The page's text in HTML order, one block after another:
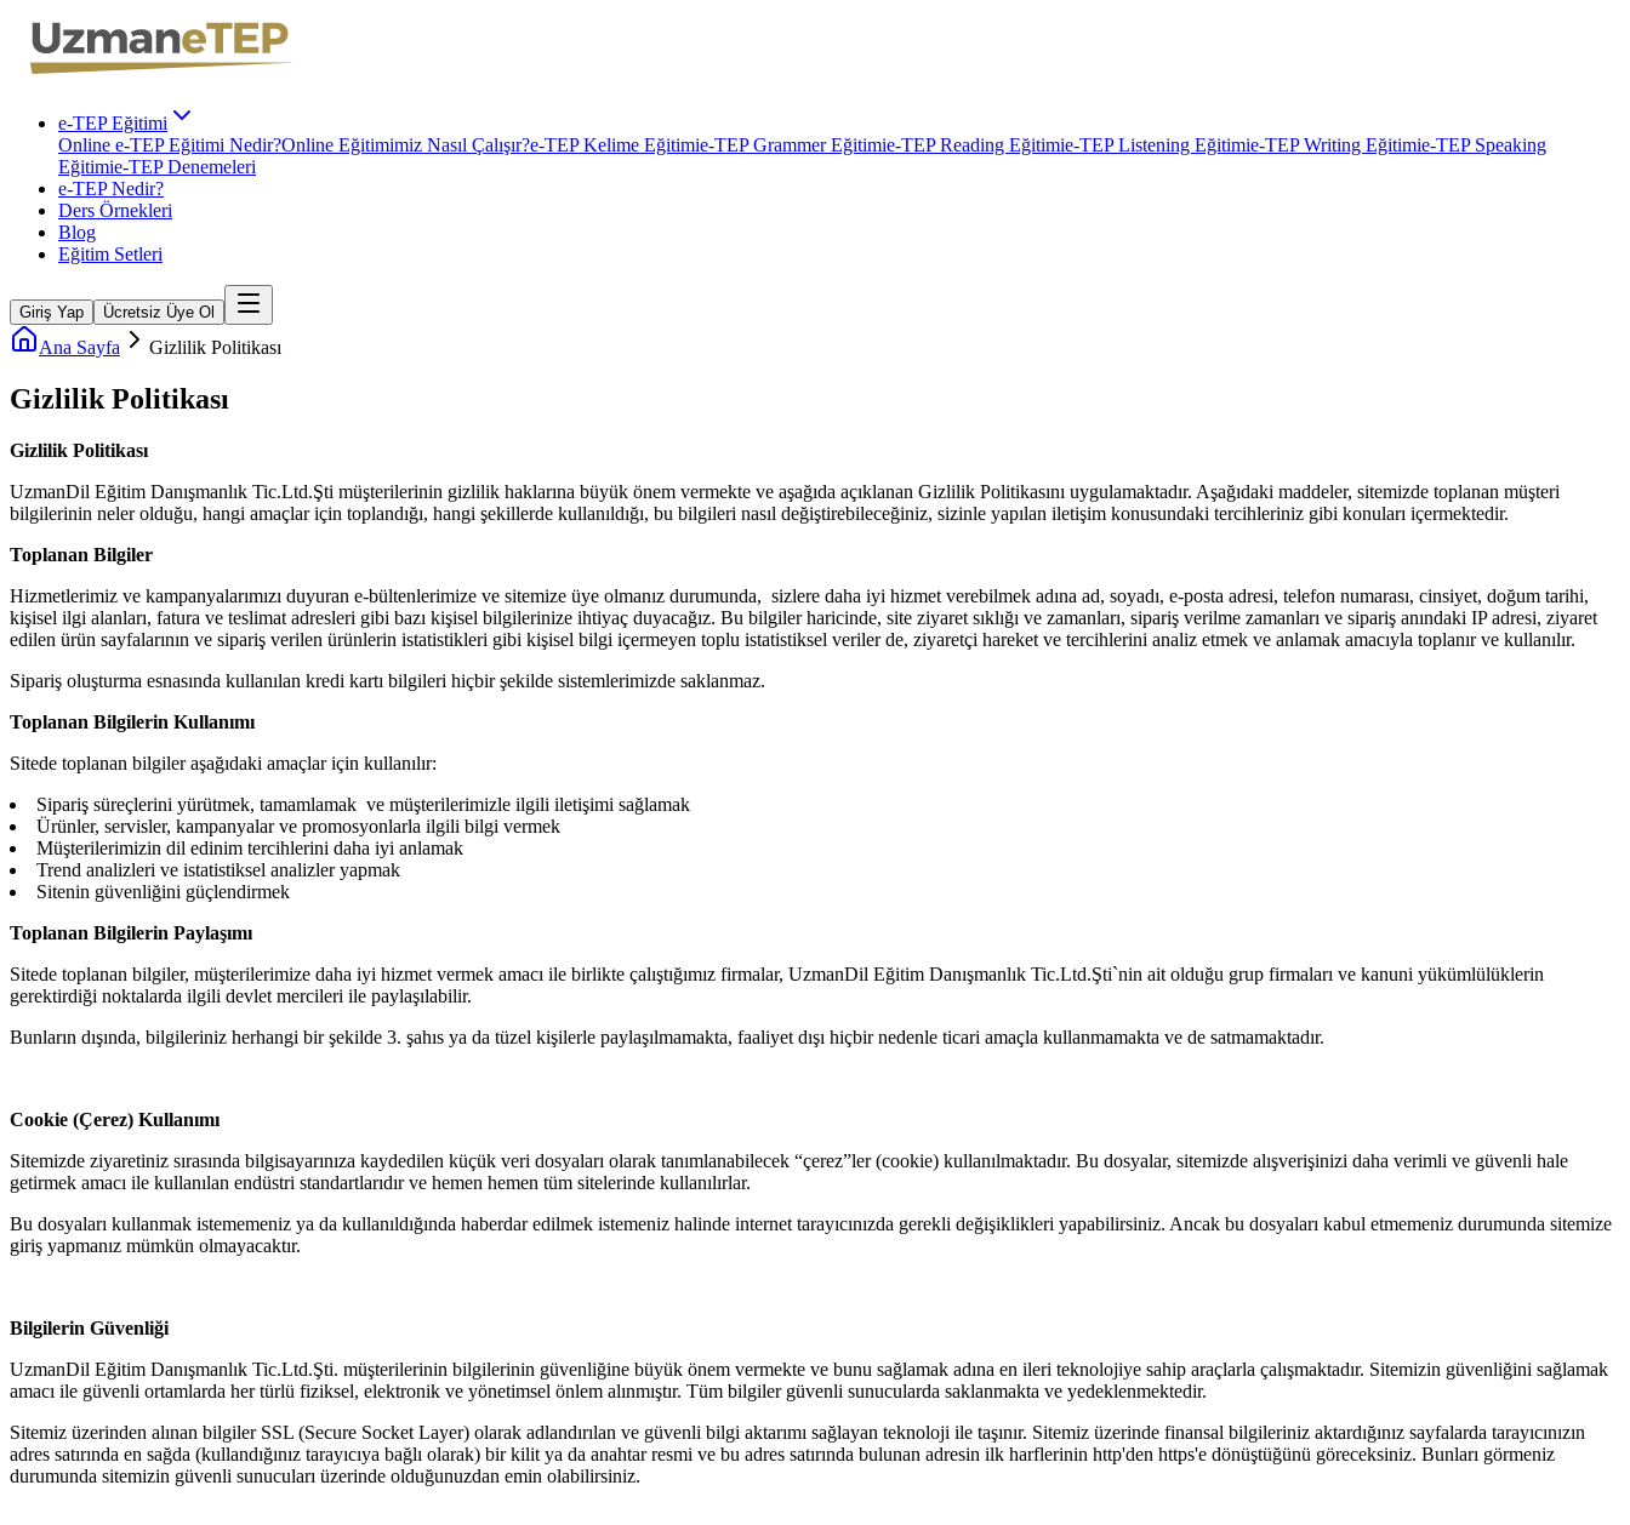
e-TEP Eğitimi
Online e-TEP Eğitimi Nedir?Online Eğitimimiz Nasıl Çalışır?e-TEP Kelime Eğitimie-TEP Grammer Eğitimie-TEP Reading Eğitimie-TEP Listening Eğitimie-TEP Writing Eğitimie-TEP Speaking
Eğitimie-TEP Denemeleri
e-TEP Nedir?
Ders Örnekleri
Blog
Eğitim Setleri
Giriş Yap Ücretsiz Üye Ol
Ana Sayfa Gizlilik Politikası
Gizlilik Politikası
Gizlilik Politikası
UzmanDil Eğitim Danışmanlık Tic.Ltd.Şti müşterilerinin gizlilik haklarına büyük önem vermekte ve aşağıda açıklanan Gizlilik Politikasını uygulamaktadır. Aşağıdaki maddeler, sitemizde toplanan müşteri
bilgilerinin neler olduğu, hangi amaçlar için toplandığı, hangi şekillerde kullanıldığı, bu bilgileri nasıl değiştirebileceğiniz, sizinle yapılan iletişim konusundaki tercihleriniz gibi konuları içermektedir.
Toplanan Bilgiler
Hizmetlerimiz ve kampanyalarımızı duyuran e-bültenlerimize ve sitemize üye olmanız durumunda, sizlere daha iyi hizmet verebilmek adına ad, soyadı, e-posta adresi, telefon numarası, cinsiyet, doğum tarihi,
kişisel ilgi alanları, fatura ve teslimat adresleri gibi bazı kişisel bilgilerinize ihtiyaç duyacağız. Bu bilgiler haricinde, site ziyaret sıklığı ve zamanları, sipariş verilme zamanları ve sipariş anındaki IP adresi, ziyaret
edilen ürün sayfalarının ve sipariş verilen ürünlerin istatistikleri gibi kişisel bilgi içermeyen toplu istatistiksel veriler de, ziyaretçi hareket ve tercihlerini analiz etmek ve anlamak amacıyla toplanır ve kullanılır.
Sipariş oluşturma esnasında kullanılan kredi kartı bilgileri hiçbir şekilde sistemlerimizde saklanmaz.
Toplanan Bilgilerin Kullanımı
Sitede toplanan bilgiler aşağıdaki amaçlar için kullanılır:
Sipariş süreçlerini yürütmek, tamamlamak ve müşterilerimizle ilgili iletişimi sağlamak
Ürünler, servisler, kampanyalar ve promosyonlarla ilgili bilgi vermek
Müşterilerimizin dil edinim tercihlerini daha iyi anlamak
Trend analizleri ve istatistiksel analizler yapmak
Sitenin güvenliğini güçlendirmek
Toplanan Bilgilerin Paylaşımı
Sitede toplanan bilgiler, müşterilerimize daha iyi hizmet vermek amacı ile birlikte çalıştığımız firmalar, UzmanDil Eğitim Danışmanlık Tic.Ltd.Şti`nin ait olduğu grup firmaları ve kanuni yükümlülüklerin
gerektirdiği noktalarda ilgili devlet mercileri ile paylaşılabilir.
Bunların dışında, bilgileriniz herhangi bir şekilde 3. şahıs ya da tüzel kişilerle paylaşılmamakta, faaliyet dışı hiçbir nedenle ticari amaçla kullanmamakta ve de satmamaktadır.
Cookie (Çerez) Kullanımı
Sitemizde ziyaretiniz sırasında bilgisayarınıza kaydedilen küçük veri dosyaları olarak tanımlanabilecek “çerez”ler (cookie) kullanılmaktadır. Bu dosyalar, sitemizde alışverişinizi daha verimli ve güvenli hale
getirmek amacı ile kullanılan endüstri standartlarıdır ve hemen hemen tüm sitelerinde kullanılırlar.
Bu dosyaları kullanmak istememeniz ya da kullanıldığında haberdar edilmek istemeniz halinde internet tarayıcınızda gerekli değişiklikleri yapabilirsiniz. Ancak bu dosyaları kabul etmemeniz durumunda sitemize
giriş yapmanız mümkün olmayacaktır.
Bilgilerin Güvenliği
UzmanDil Eğitim Danışmanlık Tic.Ltd.Şti. müşterilerinin bilgilerinin güvenliğine büyük önem vermekte ve bunu sağlamak adına en ileri teknolojiye sahip araçlarla çalışmaktadır. Sitemizin güvenliğini sağlamak
amacı ile güvenli ortamlarda her türlü fiziksel, elektronik ve yönetimsel önlem alınmıştır. Tüm bilgiler güvenli sunucularda saklanmakta ve yedeklenmektedir.
Sitemiz üzerinden alınan bilgiler SSL (Secure Socket Layer) olarak adlandırılan ve güvenli bilgi aktarımı sağlayan teknoloji ile taşınır. Sitemiz üzerinde finansal bilgileriniz aktardığınız sayfalarda tarayıcınızın
adres satırında en sağda (kullandığınız tarayıcıya bağlı olarak) bir kilit ya da anahtar resmi ve bu adres satırında bulunan adresin ilk harflerinin http'den https'e dönüştüğünü göreceksiniz. Bunları görmeniz
durumunda sitemizin güvenli sunucuları üzerinde olduğunuzdan emin olabilirsiniz.